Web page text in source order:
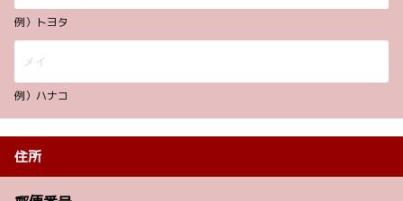
例）トヨタ
例）ハナコ
住所